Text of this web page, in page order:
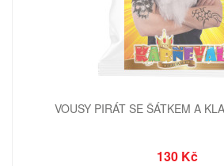
VOUSY PIRÁT SE ŠÁTKEM A
130 Kč